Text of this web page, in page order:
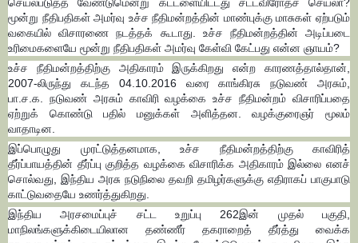
மூன்று நீதிபதிகள் அமர்வு உச்ச நீதிமன்றத்தின் மாண்புக்கு மாசுகள் ஏற்படும்
வகையில் விசாரணை நடத்தக் கூடாது. உச்ச நீதிமன்றத்தின் அடிப்படை
உரிமைகளையே மூன்று நீதிபதிகள் அமர்வு கேள்வி கேட்பது என்ன ஞாயம்?
உச்ச நீதிமன்றத்திற்கு அதிகாரம் இருக்கிறது என்ற காரணத்தால்தான்,
2007-லிருந்து கடந்த 04.10.2016 வரை காங்கிரசு நடுவண் அரசும்,
பா.ச.க. நடுவண் அரசும் காவிரி வழக்கை உச்ச நீதிமன்றம் விசாரிப்பதை
ஏற்றுக் கொண்டு பதில் மனுக்கள் அளித்தன. வழக்குரைஞர் மூலம்
வாதாடின.
இப்பொழுது முரட்டுத்தனமாக, உச்ச நீதிமன்றத்திற்கு காவிரித்
தீர்ப்பாயத்தின் தீர்ப்பு குறித்த வழக்கை விசாரிக்க அதிகாரம் இல்லை எனச்
சொல்வது, இந்திய அரசு நடுநிலை தவறி தமிழர்களுக்கு எதிராகப் பாகுபாடு
காட்டுவதையே உணர்த்துகிறது.
இந்திய அரசமைப்புச் சட்ட உறுப்பு 262இன் முதல் பகுதி,
மாநிலங்களுக்கிடையிலான தண்ணீர் தகராறைத் தீர்த்து வைக்க